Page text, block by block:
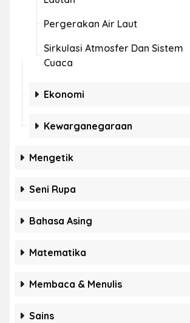
Pergerakan Air Laut
Sirkulasi Atmosfer Dan Sistem
Cuaca
Ekonomi
Kewarganegaraan
Mengetik
Seni Rupa
Bahasa Asing
Matematika
Membaca & Menulis
Sains